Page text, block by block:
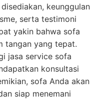
keunggulan
serta testimoni
yakin bahwa sofa
tangan yang tepat.
jasa service sofa
konsultasi
sofa Anda akan
siap menemani